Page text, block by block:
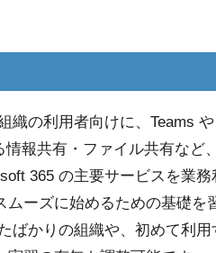
織の利用者向けに、Teams
報共有・ファイル共有な
365 の主要サービスを業
ーズに始めるための基礎を
ばかりの組織や、初めて利